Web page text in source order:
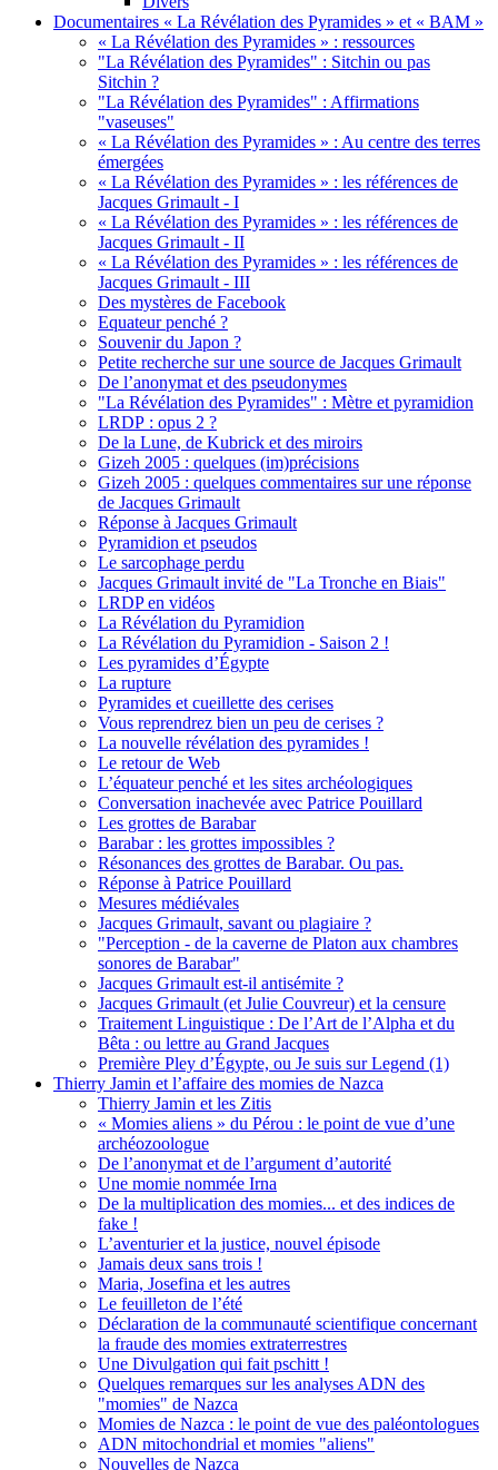
Documentaires « La Révélation des Pyramides » et « BAM »
« La Révélation des Pyramides » : ressources
"La Révélation des Pyramides" : Sitchin ou pas
Sitchin ?
"La Révélation des Pyramides" : Affirmations
"vaseuses"
« La Révélation des Pyramides » : Au centre des terres
émergées
« La Révélation des Pyramides » : les références de
Jacques Grimault - I
« La Révélation des Pyramides » : les références de
Jacques Grimault - II
« La Révélation des Pyramides » : les références de
Jacques Grimault - III
Des mystères de Facebook
Equateur penché ?
Souvenir du Japon ?
Petite recherche sur une source de Jacques Grimault
De l’anonymat et des pseudonymes
"La Révélation des Pyramides" : Mètre et pyramidion
LRDP : opus 2 ?
De la Lune, de Kubrick et des miroirs
Gizeh 2005 : quelques (im)précisions
Gizeh 2005 : quelques commentaires sur une réponse
de Jacques Grimault
Réponse à Jacques Grimault
Pyramidion et pseudos
Le sarcophage perdu
Jacques Grimault invité de "La Tronche en Biais"
LRDP en vidéos
La Révélation du Pyramidion
La Révélation du Pyramidion - Saison 2 !
Les pyramides d’Égypte
La rupture
Pyramides et cueillette des cerises
Vous reprendrez bien un peu de cerises ?
La nouvelle révélation des pyramides !
Le retour de Web
L’équateur penché et les sites archéologiques
Conversation inachevée avec Patrice Pouillard
Les grottes de Barabar
Barabar : les grottes impossibles ?
Résonances des grottes de Barabar. Ou pas.
Réponse à Patrice Pouillard
Mesures médiévales
Jacques Grimault, savant ou plagiaire ?
"Perception - de la caverne de Platon aux chambres
sonores de Barabar"
Jacques Grimault est-il antisémite ?
Jacques Grimault (et Julie Couvreur) et la censure
Traitement Linguistique : De l’Art de l’Alpha et du
Bêta : ou lettre au Grand Jacques
Première Pley d’Égypte, ou Je suis sur Legend (1)
Thierry Jamin et l’affaire des momies de Nazca
Thierry Jamin et les Zitis
« Momies aliens » du Pérou : le point de vue d’une
archéozoologue
De l’anonymat et de l’argument d’autorité
Une momie nommée Irna
De la multiplication des momies... et des indices de
fake !
L’aventurier et la justice, nouvel épisode
Jamais deux sans trois !
Maria, Josefina et les autres
Le feuilleton de l’été
Déclaration de la communauté scientifique concernant
la fraude des momies extraterrestres
Une Divulgation qui fait pschitt !
Quelques remarques sur les analyses ADN des
"momies" de Nazca
Momies de Nazca : le point de vue des paléontologues
ADN mitochondrial et momies "aliens"
Nouvelles de Nazca